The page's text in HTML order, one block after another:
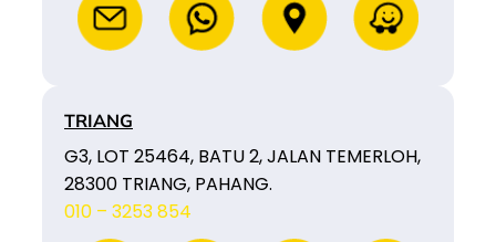
TRIANG
G3, LOT 25464, BATU 2, JALAN TEMERLOH,
28300 TRIANG, PAHANG.
010 – 3253 854